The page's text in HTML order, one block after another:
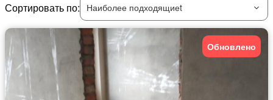
Сортировать по:
Наиболее подходящиеt
Обновлено